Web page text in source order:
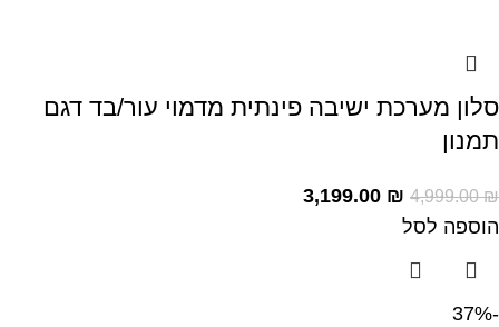
סלון מערכת ישיבה פינתית מדמוי עור/בד דגם
תמנון
4,999.00₪
3,199.00 ₪
הוספה לסל
-37%